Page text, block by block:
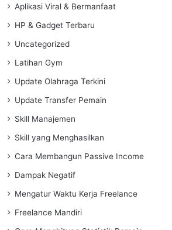
Aplikasi Viral & Bermanfaat
HP & Gadget Terbaru
Uncategorized
Latihan Gym
Update Olahraga Terkini
Update Transfer Pemain
Skill Manajemen
Skill yang Menghasilkan
Cara Membangun Passive Income
Dampak Negatif
Mengatur Waktu Kerja Freelance
Freelance Mandiri